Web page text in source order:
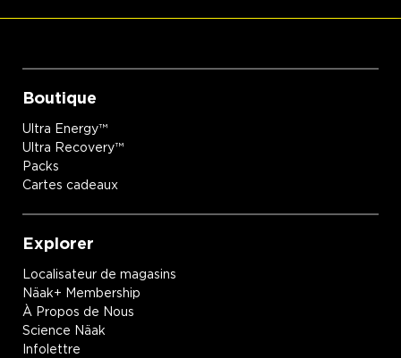
Boutique
Ultra Energy™
Ultra Recovery™
Packs
Cartes cadeaux
Explorer
Localisateur de magasins
Näak+ Membership
À Propos de Nous
Science Näak
Infolettre